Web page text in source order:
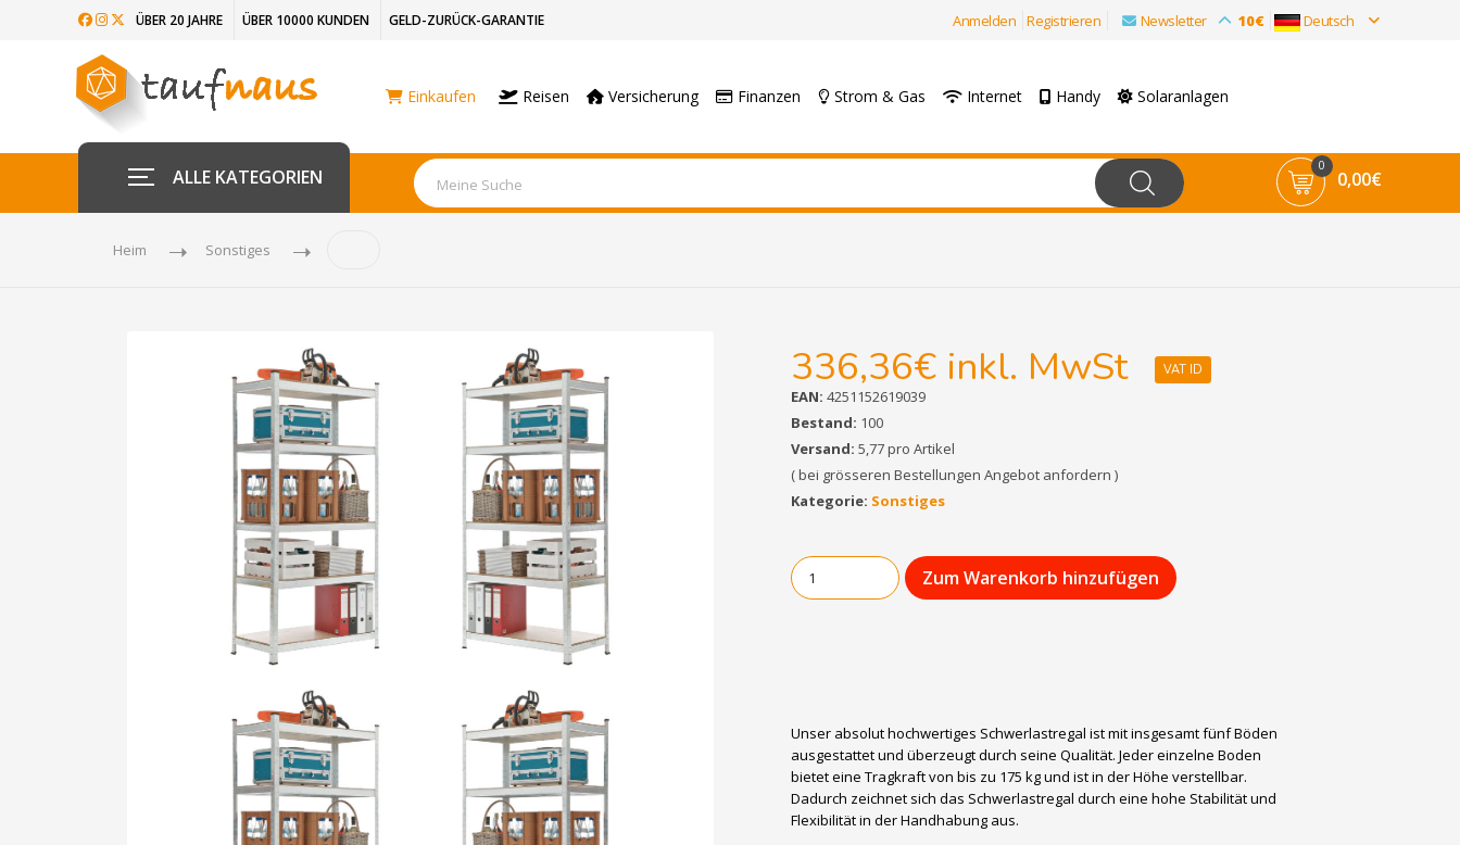
ÜBER 20 JAHRE ÜBER 10000 KUNDEN GELD-ZURÜCK-GARANTIE Anmelden Registrieren Newsletter 10€ Deutsch
Einkaufen Reisen Versicherung Finanzen Strom & Gas Internet Handy Solaranlagen
ALLE KATEGORIEN
0
0,00€
Heim Sonstiges
336,36€ inkl. MwSt VAT ID
EAN: 4251152619039
Bestand: 100
Versand: 5,77 pro Artikel
( bei grösseren Bestellungen Angebot anfordern )
Kategorie: Sonstiges
Zum Warenkorb hinzufügen
Unser absolut hochwertiges Schwerlastregal ist mit insgesamt fünf Böden
ausgestattet und überzeugt durch seine Qualität. Jeder einzelne Boden
bietet eine Tragkraft von bis zu 175 kg und ist in der Höhe verstellbar.
Dadurch zeichnet sich das Schwerlastregal durch eine hohe Stabilität und
Flexibilität in der Handhabung aus.